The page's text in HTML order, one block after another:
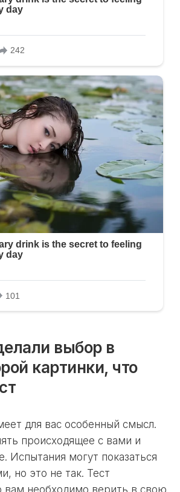
выбор в
картинки, что
для вас особенный смысл.
происходящее с вами и
Испытания могут показаться
но это не так. Тест